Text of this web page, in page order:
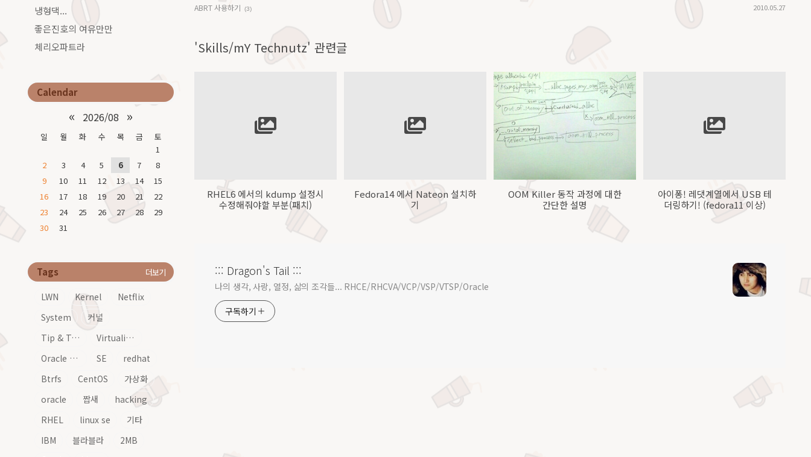
냉형댁...
좋은진호의 여유만만
체리오파트라
Calendar
« 2026/08 »
일 월 화 수 목 금
토
1
2
3 4 5 6 7
8
9
10 11 12 13 14
15
16
17 18 19 20 21
22
23
24 25 26 27 28
29
30
31
Tags 더보기
LWN Kernel
Netflix
System
커널
Tip & Tech
Virtualization
Oracle Linux
SE
redhat
Btrfs
CentOS
가상화
oracle
짭새
hacking
RHEL
linux se
기타
IBM
블라블라
2MB
ABRT 사용하기 (3) 2010.05.27
'Skills/mY Technutz' 관련글
RHEL6 에서의 kdump 설정시
수정해줘야할 부분(패치)
Fedora14 에서 Nateon 설치하
기
OOM Killer 동작 과정에 대한
간단한 설명
아이퐁! 레댓계열에서 USB 테
더링하기! (fedora11 이상)
::: Dragon's Tail :::
나의 생각, 사랑, 열정, 삶의 조각들... RHCE/RHCVA/VCP/VSP/VTSP/Oracle
구독하기